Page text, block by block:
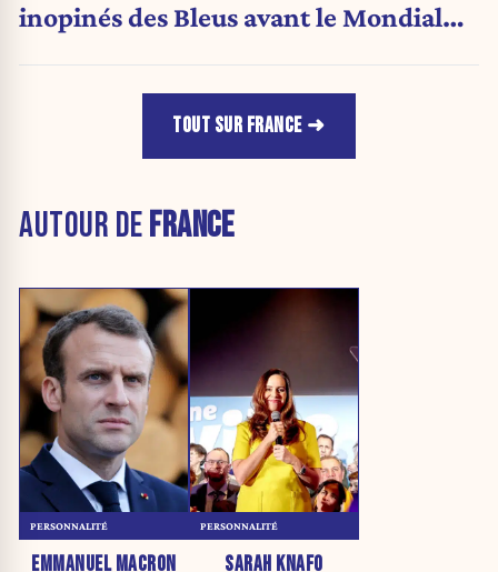
inopinés des Bleus avant le Mondial
TOUT SUR FRANCE
AUTOUR DEFRANCE
EMMANUEL MACRON
PERSONNALITÉ
SARAH KNAFO
PERSONNALITÉ